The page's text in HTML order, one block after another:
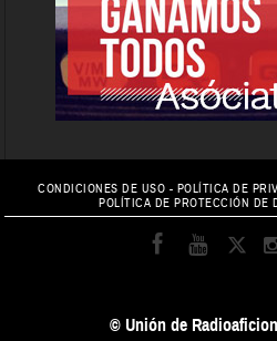
CONDICIONES DE USO - POLÍTICA DE
POLÍTICA DE PROTECCIÓN DE
© Unión de